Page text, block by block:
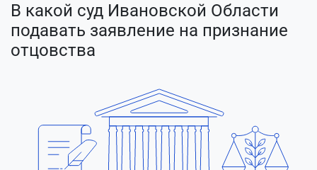
В какой суд Ивановской Области
подавать заявление на признание
отцовства